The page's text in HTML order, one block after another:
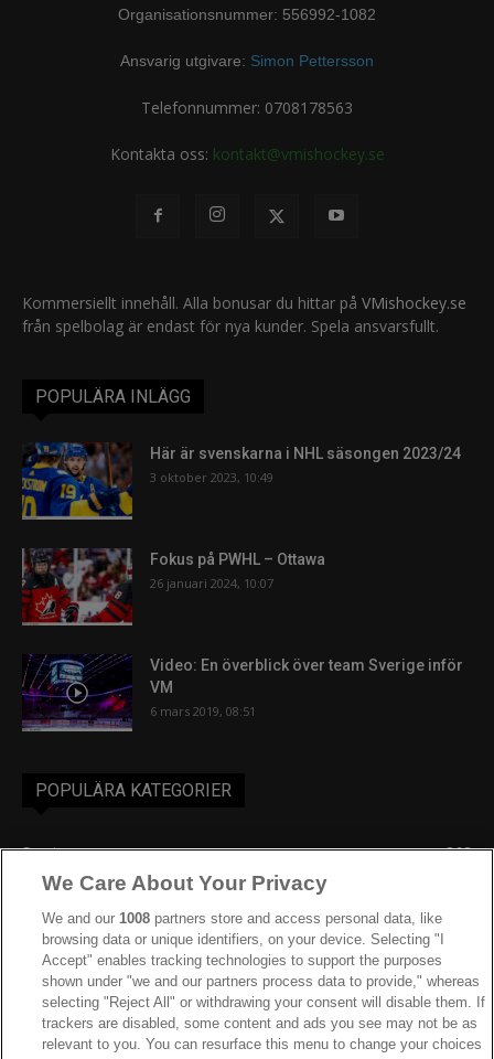
Organisationsnummer: 556992-1082
Ansvarig utgivare: Simon Pettersson
Telefonnummer: 0708178563
Kontakta oss: kontakt@vmishockey.se
Kommersiellt innehåll. Alla bonusar du hittar på VMishockey.se
från spelbolag är endast för nya kunder. Spela ansvarsfullt.
POPULÄRA INLÄGG
Här är svenskarna i NHL säsongen 2023/24
3 oktober 2023, 10:49
Fokus på PWHL – Ottawa
26 januari 2024, 10:07
Video: En överblick över team Sverige inför
VM
6 mars 2019, 08:51
POPULÄRA KATEGORIER
Sverige
863
Ishockey-VM
IIHF
JVM
Kanada
206
Dam VM
187
Finland
181
We Care About Your Privacy
We and our1008 partners store and access personal data, like
browsing data or unique identifiers, on your device. Selecting "I
Accept" enables tracking technologies to support the purposes
shown under "we and our partners process data to provide," whereas
selecting "Reject All" or withdrawing your consent will disable them. If
trackers are disabled, some content and ads you see may not be as
relevant to you. You can resurface this menu to change your choices